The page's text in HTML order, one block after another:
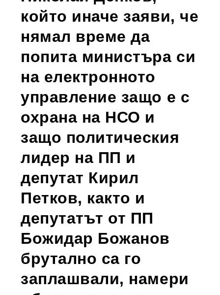
който иначе заяви, че
нямал време да
попита министъра си
на електронното
управление защо е с
охрана на НСО и
защо политическия
лидер на ПП и
депутат Кирил
Петков, както и
депутатът от ПП
Божидар Божанов
брутално са го
заплашвали, намери